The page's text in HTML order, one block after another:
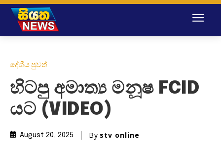
දේශීය පුවත්
හිටපු අමාත්‍ය මනූෂ FCID
යට (VIDEO)
August 20, 2025 By stv online